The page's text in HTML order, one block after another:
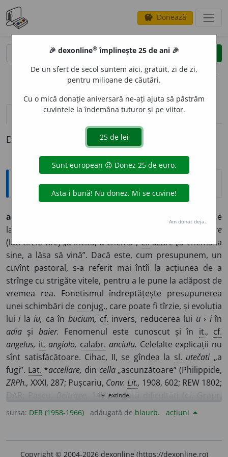
savings Donează
clear
opțiuni
definiții (1) pronunțievolume_up (1)
Definiția cu ID-ul 398513:
Etimologice
aciu
– A-și găsi refugiu, a se pune
la adăpost, a se pripăși. –
ciere
(lat.tîrziecire) „a incita, a chema”,cf. accire„a chema la
sine, a lăsa să vină”. Dacă este, cum presupunem, un
cuvînt pastoral, s-a referit mai întîi la acțiunea de a
strînge cu strigăte vitele, pentru a le pune la adăpost de
vremea rea. Fonetismul îndreptățește presupunerea
unei schimbări de conjug., care poate fi tîrzie, și evoluția
luii laiu, ca în bucium, cf. invers, reducerea lui u› iîn
adia și baier. Fenomenul este cunoscut și în it., cf.
angelus, it. angiolo, calabr. anciulu. Celelalte explicații nu
sînt satisfăcătoare. Cihac, II, se gîndea la sl. utečati „a
fugi”. Lat. *accellare, din cella„ascunzătoare” (Philippide,
ZRPh., XXXI, 287; Pușcariu, Conv. Lit., 1908, 602; REW 1802;
14) prezintă dificultăți (
V, 92). Candrea-Dens., 10 propun *
accubiliare,
expand_more extinde
sursa: DER (1958-1966) adăugată de blaurb. acțiuni
Copyright © 2004-2026 dexonline (https://dexonline.ro)
🎉 dexonline® împlinește 25 de ani 🎉
De un sfert de secol suntem aici, gratuit, zi de zi,
pentru milioane de căutări.
Cu o mică donație aniversară ne-ați ajuta să păstrăm
cuvintele la îndemâna tuturor și pe viitor.
Am donat deja.